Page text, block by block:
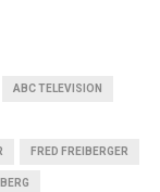
ABC TELEVISION
FRED FREIBERGER